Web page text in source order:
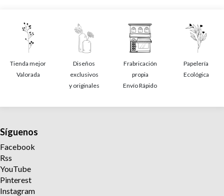
Tienda mejor
Valorada
Diseños
exclusivos
y originales
Frabricación
propia
Envío Rápido
Papelería
Ecológica
Síguenos
Facebook
Rss
YouTube
Pinterest
Instagram